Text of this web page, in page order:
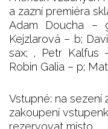
a zazní premiéra
Adam Doucha –
Kejzlarová – b;
sax; , Petr Kalfus
Robin Galia – p;
Vstupné: na sezení
zakoupení
rezervovat místo.